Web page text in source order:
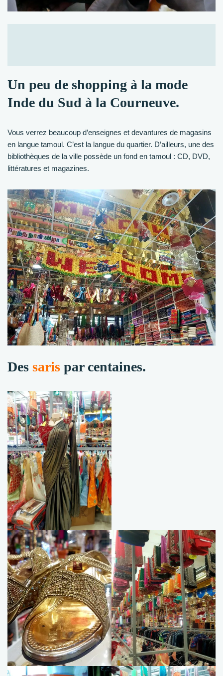
Un peu de shopping à la mode
Inde du Sud à la Courneuve.
Vous verrez beaucoup d’enseignes et devantures de magasins
en langue tamoul. C’est la langue du quartier. D’ailleurs, une des
bibliothèques de la ville possède un fond en tamoul : CD, DVD,
littératures et magazines.
Des saris par centaines.